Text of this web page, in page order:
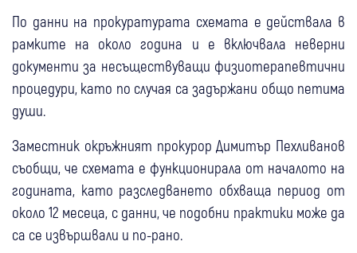
По данни на прокуратурата схемата е действала в
рамките на около година и е включвала неверни
документи за несъществуващи физиотерапевтични
процедури, като по случая са задържани общо петима
души.
Заместник окръжният прокурор Димитър Пехливанов
съобщи, че схемата е функционирала от началото на
годината, като разследването обхваща период от
около 12 месеца, с данни, че подобни практики може да
са се извършвали и по-рано.